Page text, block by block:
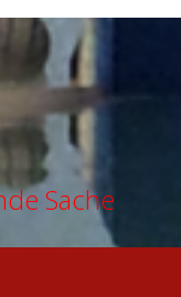
Sache